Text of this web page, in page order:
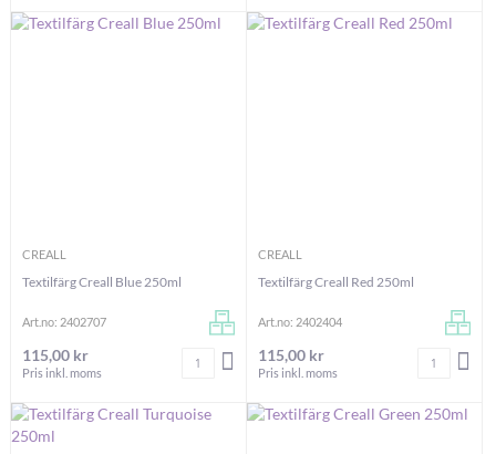
CREALL
Textilfärg Creall Blue 250ml
Art.no: 2402707
115,00 kr
Pris inkl. moms
Antal LÄGG I VARUKORGEN
CREALL
Textilfärg Creall Red 250ml
Art.no: 2402404
115,00 kr
Pris inkl. moms
Antal